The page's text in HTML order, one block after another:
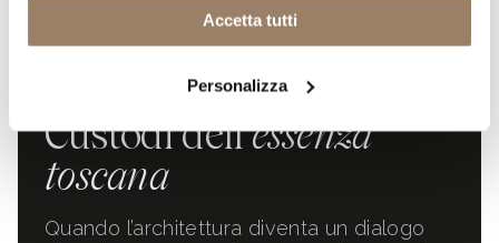
Accetta tutti
Personalizza
Custodi dell’essenza
toscana
Quando l’architettura diventa un dialogo